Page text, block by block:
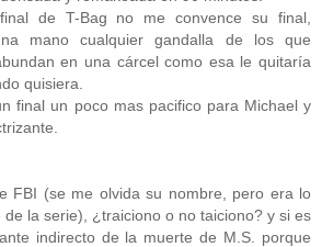
de T-Bag no me convence su final,
mano cualquier gandalla de los que
en una cárcel como esa le quitaría
quisiera.
final un poco mas pacifico para Michael y
FBI (se me olvida su nombre, pero era lo
de la serie), ¿traiciono o no taiciono? y si es
indirecto de la muerte de M.S. porque